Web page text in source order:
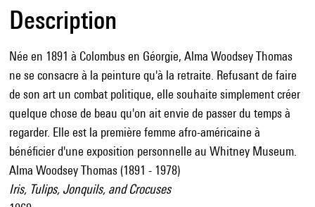
Description
Née en 1891 à Colombus en Géorgie, Alma Woodsey Thomas
ne se consacre à la peinture qu'à la retraite. Refusant de faire
de son art un combat politique, elle souhaite simplement créer
quelque chose de beau qu'on ait envie de passer du temps à
regarder. Elle est la première femme afro-américaine à
bénéficier d'une exposition personnelle au Whitney Museum.
Alma Woodsey Thomas (1891 - 1978)
Iris, Tulips, Jonquils, and Crocuses